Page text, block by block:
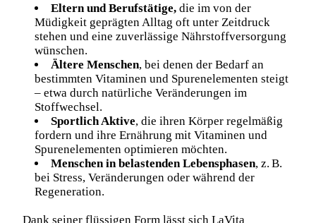
Eltern und Berufstätige, die im von der
Müdigkeit geprägten Alltag oft unter Zeitdruck
stehen und eine zuverlässige Nährstoffversorgung
wünschen.
Ältere Menschen, bei denen der Bedarf an
bestimmten Vitaminen und Spurenelementen steigt
– etwa durch natürliche Veränderungen im
Stoffwechsel.
Sportlich Aktive, die ihren Körper regelmäßig
fordern und ihre Ernährung mit Vitaminen und
Spurenelementen optimieren möchten.
Menschen in belastenden Lebensphasen, z. B.
bei Stress, Veränderungen oder während der
Regeneration.
Dank seiner flüssigen Form lässt sich LaVita